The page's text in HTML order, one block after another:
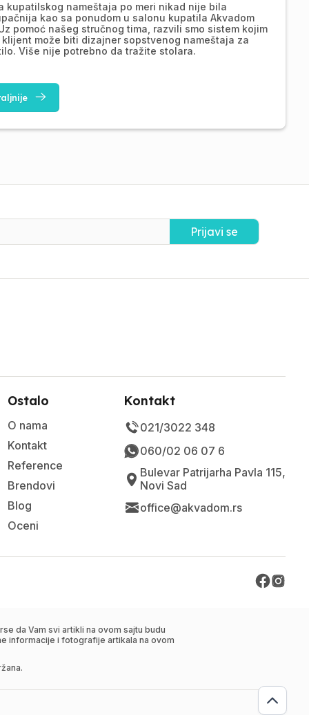
kupatilskog nameštaja po meri nikad nije bila
kao sa ponudom u salonu kupatila Akvadom
pomoć našeg stručnog tima, razvili smo sistem kojim
klijent može biti dizajner sopstvenog nameštaja za
Više nije potrebno da tražite stolara.
Prijavi se
Ostalo
O nama
Kontakt
Reference
Brendovi
Blog
Oceni
Kontakt
021/3022 348
060/02 06 07 6
Bulevar Patrijarha Pavla 115,
Novi Sad
office@akvadom.rs
da Vam svi artikli na ovom sajtu budu
informacije i fotografije artikala na ovom